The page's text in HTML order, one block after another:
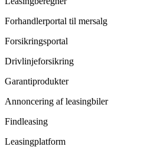
Forhandlerportal til mersalg
Forsikringsportal
Drivlinjeforsikring
Garantiprodukter
Annoncering af leasingbiler
Findleasing
Leasingplatform